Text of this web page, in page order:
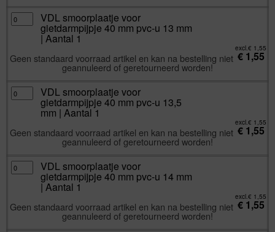
Aantal
1
aantal
VDL
smoorplaatje
voor
gietdarmpijpje
pvc-
u
Aantal
1
aantal
VDL smoorplaatje voor
gietdarmpijpje 40 mm pvc-u 13 mm
| Aantal 1
excl.€ 1,55
€ 1,55
Geen standaard voorraad artikel en kan na bestelling niet
geannuleerd of geretourneerd worden!
VDL
smoorplaatje
voor
gietdarmpijpje
pvc-
u
Aantal
1
aantal
VDL smoorplaatje voor
gietdarmpijpje 40 mm pvc-u 13,5
mm | Aantal 1
excl.€ 1,55
€ 1,55
Geen standaard voorraad artikel en kan na bestelling niet
geannuleerd of geretourneerd worden!
VDL
smoorplaatje
voor
gietdarmpijpje
pvc-
u
VDL smoorplaatje voor
gietdarmpijpje 40 mm pvc-u 14 mm
| Aantal 1
excl.€ 1,55
€ 1,55
Geen standaard voorraad artikel en kan na bestelling niet
geannuleerd of geretourneerd worden!